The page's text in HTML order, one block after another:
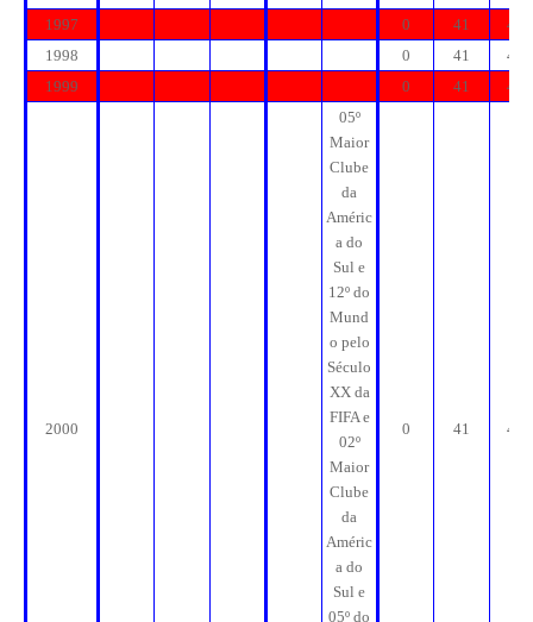
1997
0 41
41
1998
0 41
41
1999
0 41 41
2000
05º
Maior
Clube
da
Améric
a do
Sul e
12º do
Mund
o pelo
Século
XX da
FIFA e
02º
Maior
Clube
da
Améric
a do
Sul e
05º do
0 41 41